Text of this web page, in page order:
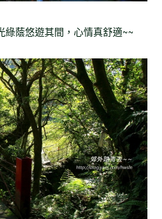
蔭悠遊其間，心情真舒適~~